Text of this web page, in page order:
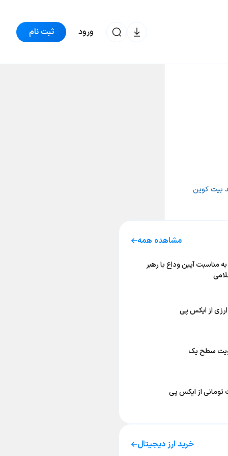
ورود ثبت نام
بیت کوین
مشاهده همه
مناسبت آیین وداع با رهبر
از ایکس پی
سطح یک
تومانی از ایکس پی
خرید ارز دیجیتال